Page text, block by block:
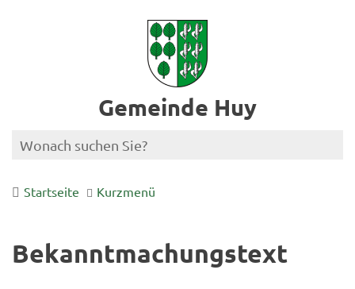
Gemeinde Huy
Startseite Kurzmenü
Bekanntmachungstext